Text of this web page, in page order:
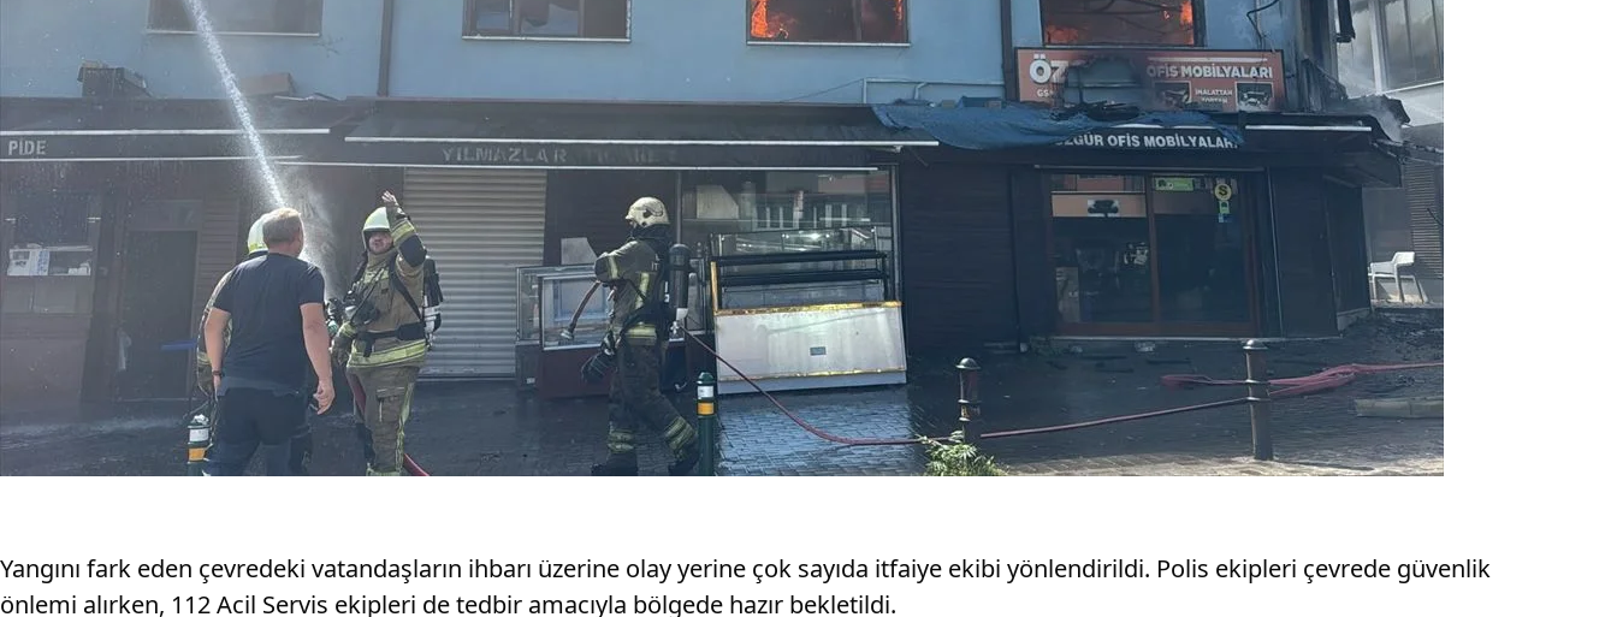
Yangını fark eden çevredeki vatandaşların ihbarı üzerine olay yerine çok sayıda itfaiye ekibi yönlendirildi. Polis ekipleri çevrede güvenlik
önlemi alırken, 112 Acil Servis ekipleri de tedbir amacıyla bölgede hazır bekletildi.